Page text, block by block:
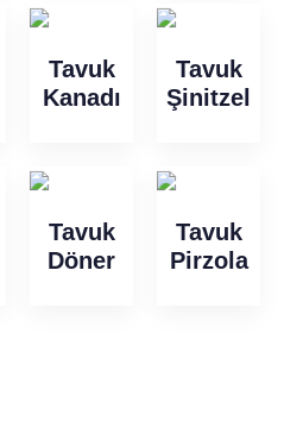
Tavuk
Kanadı
Tavuk
Şinitzel
Tavuk
Döner
Tavuk
Pirzola